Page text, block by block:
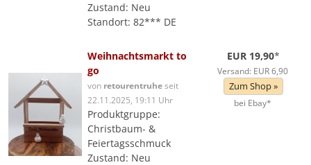
Zustand: Neu
Standort: 82*** DE
Weihnachtsmarkt to
go
von retourentruheseit
22.11.2025, 19:11 Uhr
Produktgruppe:
Christbaum- &
Feiertagsschmuck
Zustand: Neu
EUR 19,90*
Versand: EUR 6,90
Zum Shop »
bei Ebay*